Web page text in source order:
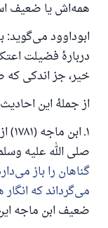
همه‌اش یا ضعیف
ابوداوود می‌گوید:
دربارهٔ فضیلت
خیر، جز اندکی که
از جملهٔ این
۱ـ
صلی الله علیه
گناهان را باز
می‌گرداند که
ضعیف ابن ماجه
از پرسش تا